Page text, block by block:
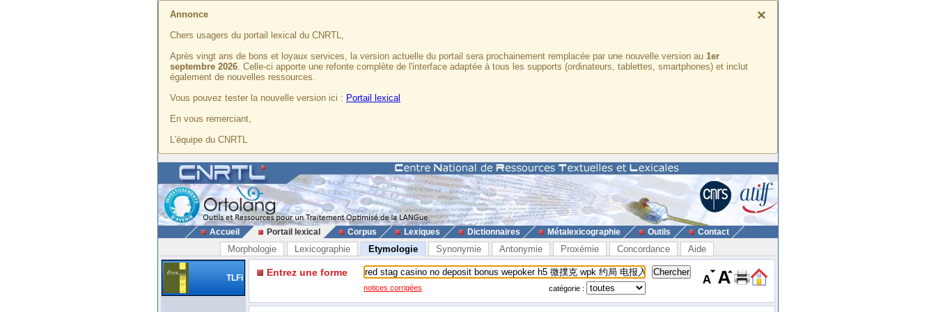
×
Annonce
Chers usagers du portail lexical du CNRTL,
Après vingt ans de bons et loyaux services, la version actuelle du portail sera prochainement remplacée par une nouvelle version au 1er
septembre 2026. Celle-ci apporte une refonte complète de l'interface adaptée à tous les supports (ordinateurs, tablettes, smartphones) et inclut
également de nouvelles ressources.
Vous pouvez tester la nouvelle version ici : Portail lexical
En vous remerciant,
L'équipe du CNRTL
Accueil Portail lexical Corpus Lexiques Dictionnaires Métalexicographie Outils Contact
Morphologie Lexicographie Etymologie Synonymie Antonymie Proxémie Concordance Aide
TLFi Entrez une forme
notices corrigées catégorie :